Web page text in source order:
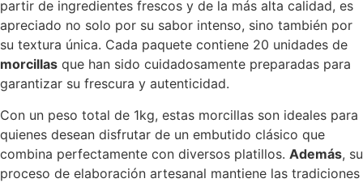
partir de ingredientes frescos y de la más alta calidad, es
apreciado no solo por su sabor intenso, sino también por
su textura única. Cada paquete contiene 20 unidades de
morcillas que han sido cuidadosamente preparadas para
garantizar su frescura y autenticidad.
Con un peso total de 1kg, estas morcillas son ideales para
quienes desean disfrutar de un embutido clásico que
combina perfectamente con diversos platillos. Además, su
proceso de elaboración artesanal mantiene las tradiciones